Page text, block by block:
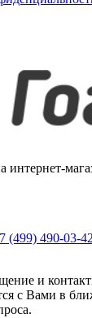
интернет-
(499) 490-03-42
и
с Вами в